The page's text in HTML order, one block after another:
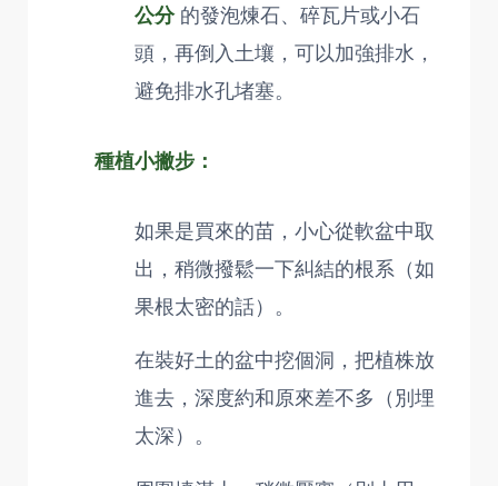
公分的發泡煉石、碎瓦片或小石
頭，再倒入土壤，可以加強排水，
避免排水孔堵塞。
種植小撇步：
如果是買來的苗，小心從軟盆中取
出，稍微撥鬆一下糾結的根系（如
果根太密的話）。
在裝好土的盆中挖個洞，把植株放
進去，深度約和原來差不多（別埋
太深）。